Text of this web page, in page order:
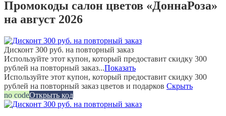
Промокоды салон цветов «ДоннаРоза»
на август 2026
Дисконт 300 руб. на повторный заказ
Используйте этот купон, который предоставит скидку 300
рублей на повторный заказ...Показать
Используйте этот купон, который предоставит скидку 300
рублей на повторный заказ цветов и подарков Скрыть
no codeОткрыть код